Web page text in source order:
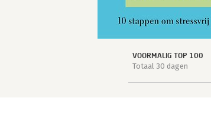
VOORMALIG TOP 100
Totaal 30 dagen